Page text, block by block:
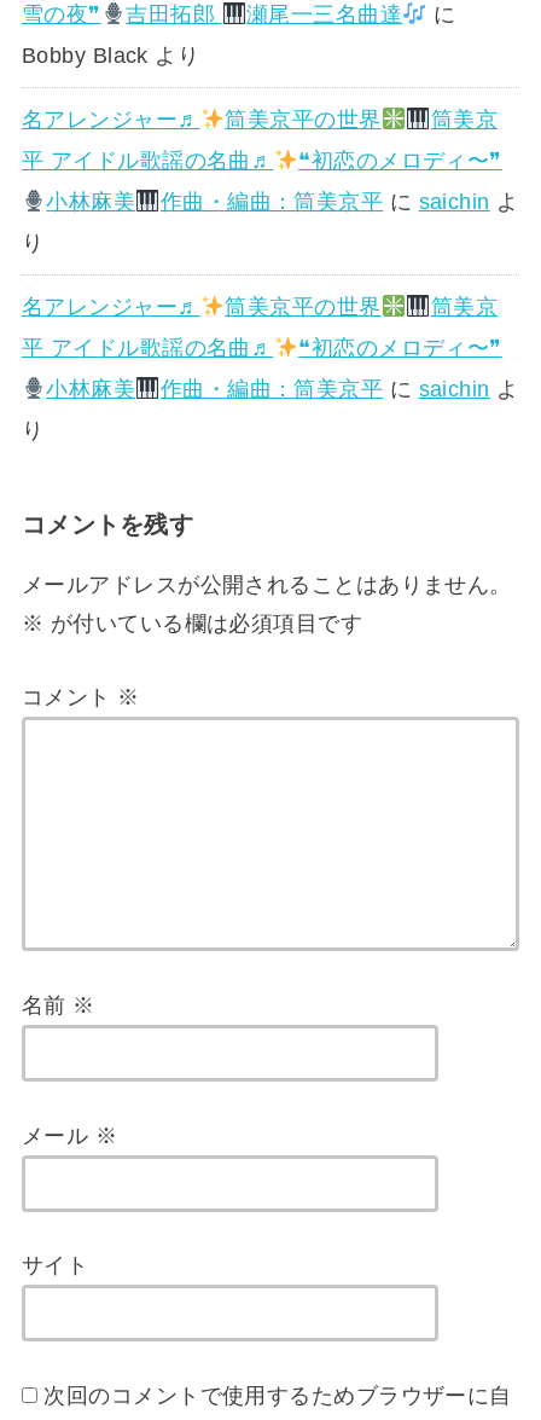
雪の夜❞
吉田拓郎 瀬尾一三名曲達
に
Bobby Black より
名アレンジャー♬ 筒美京平の世界
筒美京
平 アイドル歌謡の名曲♬
❝初恋のメロディ〜❞
小林麻美
作曲・編曲：筒美京平 に saichin よ
り
名アレンジャー♬ 筒美京平の世界
筒美京
平 アイドル歌謡の名曲♬
❝初恋のメロディ〜❞
小林麻美
作曲・編曲：筒美京平 に saichin よ
り
コメントを残す
メールアドレスが公開されることはありません。
※ が付いている欄は必須項目です
コメント ※
名前 ※
メール ※
サイト
次回のコメントで使用するためブラウザーに自